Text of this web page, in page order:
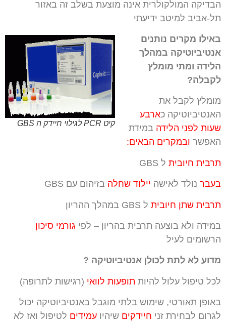
הבדיקה המולקולרית אינה מוצעת בשלב זה באזור
תל-אביב למיטב ידיעתי
קיט PCR לגילוי חיידק ה GBS
באילו מקרים נותנים
אנטיביוטיקה במהלך
הלידה ומתי מומלץ
לקבלה?
מומלץ לקבל את
האנטיביוטיקה כארבע
שעות לפני הלידה במידת
האפשר ובמקרים הבאים:
תרבית חיובית ל GBS
בעבר נולד לאישה יילוד שחלה בזיהום עם GBS
תרבית שתן חיובית ל GBS במהלך ההריון
במידה ולא בוצעה תרבית בהריון – לפי גורמי סיכון
הרשומים לעיל
מדוע לא לתת לכולן אנטיביוטיקה ?
לכל טיפול עלול להיות תופעות לוואי (רגישות לתרופה)
באופן תאורטי, שימוש בלתי מוגבל באנטיביוטיקה יכול
לגרום לבחירת זני חיידקים שיהיו עמידים לטיפול ואז לא